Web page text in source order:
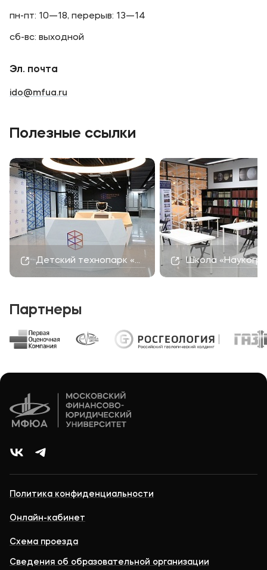
пн-пт: 10—18, перерыв: 13—14
сб-вс: выходной
Эл. почта
ido@mfua.ru
Полезные ссылки
Детский технопарк «Наукоград» Школа
Партнеры
Политика конфиденциальности
Онлайн-кабинет
Схема проезда
Сведения об образовательной организации